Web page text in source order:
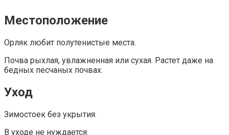
Местоположение
Орляк любит полутенистые места.
Почва рыхлая, увлажненная или сухая. Растет даже на
бедных песчаных почвах.
Уход
Зимостоек без укрытия.
В уходе не нуждается.